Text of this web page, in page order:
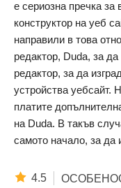
е сериозна пречка за
конструктор на уеб
направили в това
редактор, Duda, за
редактор, за да
устройства
платите
на Duda. В такъв
самото начало, за да
4.5